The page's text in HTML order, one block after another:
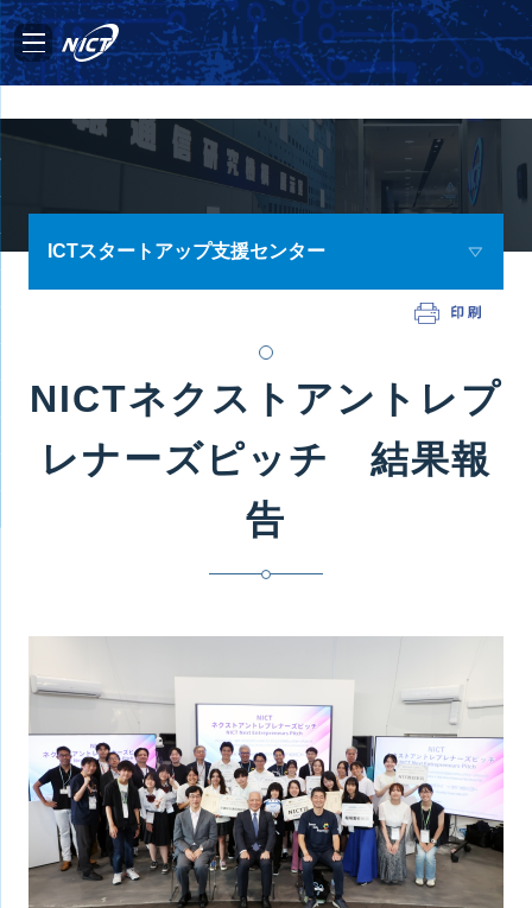
ICTスタートアップ支援センター
NICTネクストアントレプ
レナーズピッチ 結果報
告